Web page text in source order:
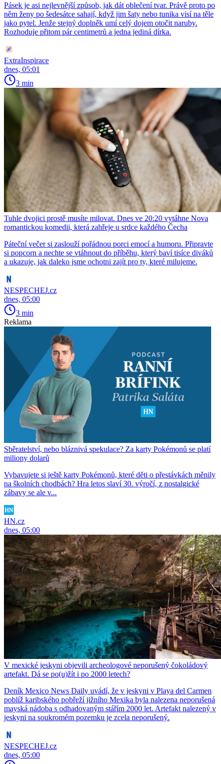
Pásek je asi nejlevnější způsob, jak dát oblečení tvar. Právě proto po
něm ženy po šedesátce sahají, když jim šaty nebo tunika visí na těle
jako pytel. Jenže stejný doplněk umí celý dojem otočit naruby.
Rozhoduje přitom pár centimetrů a jedna jediná dírka.
ExtraInspirace
dnes, 05:01
3 min
Tuhle dvojici prostě musíte milovat. Dnes ve 20:20 vytáhne Nova
romantickou komedii, která zahřeje u srdce každého Čecha
Páteční večer si zaslouží pořádnou porci emocí a humoru. Připravte
si popcorn a nechte se vtáhnout do příběhu, který baví tisíce diváků
a ukazuje, jak daleko jsme ochotni zajít pro ty, které milujeme.
NESPECHEJ.cz
dnes, 05:00
3 min
Reklama
Sběratelství, nebo bláznivá spekulace? Za karty Pokémonů se platí
miliony dolarů
Vybavujete si ještě karty Pokémonů, které děti o přestávkách měnily
na školních chodbách? Hra letos slaví 30. výročí, z nostalgické
zábavy se ale v...
HN.cz
dnes, 05:00
V mexické jeskyni objevili archeologové neporušený čokoládový
artefakt. Dá se po(u)žít i po 2000 letech?
Deník Mexico News Daily uvádí, že v jeskyni v Playa del Carmen
poblíž karibského pobřeží jižního Mexika byla nalezena neporušená
mayská nádoba s odhadovaným stářím 2000 let. Artefakt nalezený v
jeskyni na soukromém pozemku je zcela neporušený.
NESPECHEJ.cz
dnes, 05:00